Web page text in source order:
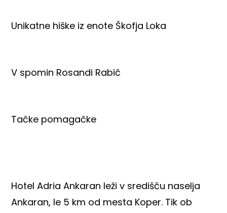
Unikatne hiške iz enote Škofja Loka
V spomin Rosandi Rabič
Tačke pomagačke
Hotel Adria Ankaran leži v središču naselja
Ankaran, le 5 km od mesta Koper. Tik ob